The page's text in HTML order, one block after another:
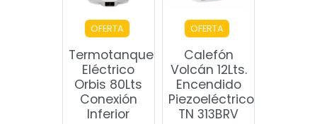
OFERTA
Termotanque
Eléctrico
Orbis 80Lts
Conexión
Inferior
OFERTA
Calefón
Volcán 12Lts.
Encendido
Piezoeléctrico
TN 313BRV